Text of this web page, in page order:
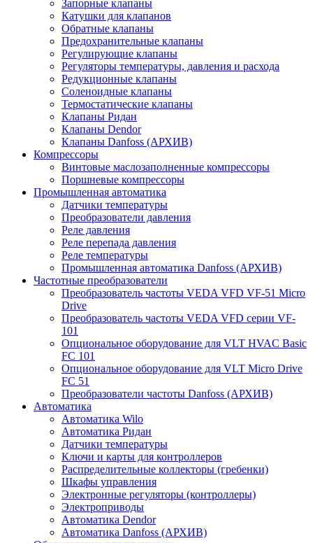
Запорные клапаны
Катушки для клапанов
Обратные клапаны
Предохранительные клапаны
Регулирующие клапаны
Регуляторы температуры, давления и расхода
Редукционные клапаны
Соленоидные клапаны
Термостатические клапаны
Клапаны Ридан
Клапаны Dendor
Клапаны Danfoss (АРХИВ)
Компрессоры
Винтовые маслозаполненные компрессоры
Поршневые компрессоры
Промышленная автоматика
Датчики температуры
Преобразователи давления
Реле давления
Реле перепада давления
Реле температуры
Промышленная автоматика Danfoss (АРХИВ)
Частотные преобразователи
Преобразователь частоты VEDA VFD VF-51 Micro
Drive
Преобразователь частоты VEDA VFD серии VF-
101
Опциональное оборудование для VLT HVAC Basic
FC 101
Опциональное оборудование для VLT Micro Drive
FC 51
Преобразователи частоты Danfoss (АРХИВ)
Автоматика
Автоматика Wilo
Автоматика Ридан
Датчики температуры
Ключи и карты для контроллеров
Распределительные коллекторы (гребенки)
Шкафы управления
Электронные регуляторы (контроллеры)
Электроприводы
Автоматика Dendor
Автоматика Danfoss (АРХИВ)